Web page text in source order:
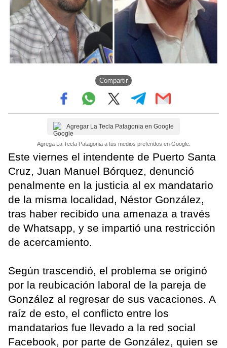
Compartir
Agregar La Tecla Patagonia en Google
Agrega La Tecla Patagonia a tus medios preferidos en Google.
Este viernes el intendente de Puerto Santa
Cruz, Juan Manuel Bórquez, denunció
penalmente en la justicia al ex mandatario
de la misma localidad, Néstor González,
tras haber recibido una amenaza a través
de Whatsapp, y se impartió una restricción
de acercamiento.
Según trascendió, el problema se originó
por la reubicación laboral de la pareja de
González al regresar de sus vacaciones. A
raíz de esto, el conflicto entre los
mandatarios fue llevado a la red social
Facebook, por parte de González, quien se